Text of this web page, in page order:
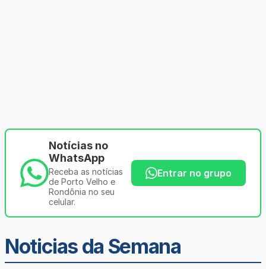
Notícias no
WhatsApp
Receba as notícias
de Porto Velho e
Rondônia no seu
celular.
Entrar no grupo
Noticias da Semana